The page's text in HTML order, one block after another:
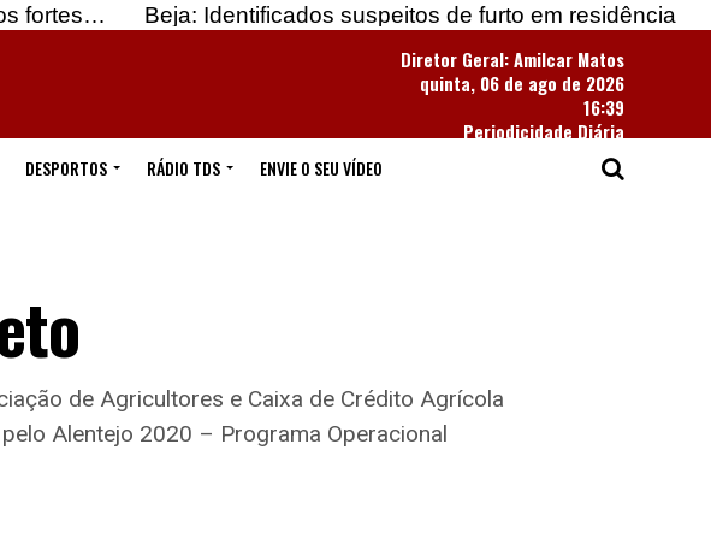
Beja: Identificados suspeitos de furto em residência
Diretor Geral: Amilcar Matos
quinta, 06 de ago de 2026
16:39
Periodicidade Diária
DESPORTOS RÁDIO TDS ENVIE O SEU VÍDEO
de Agricultores e Caixa de Crédito Agrícola
Alentejo 2020 – Programa Operacional